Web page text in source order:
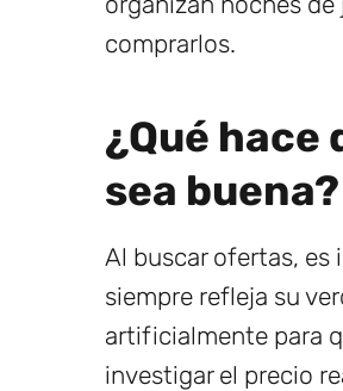
comprarlos.
¿Qué hace
sea buena?
Al buscar ofertas, es
siempre refleja su
artificialmente para
investigar el precio